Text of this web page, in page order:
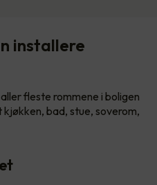
installere
fleste rommene i boligen
bad, stue, soverom,